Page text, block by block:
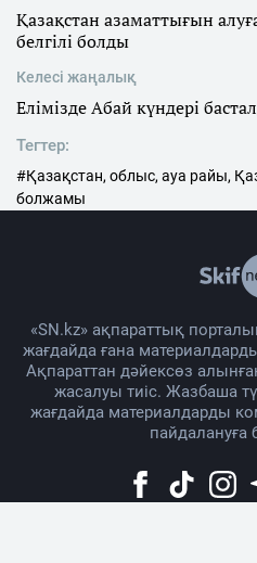
Қазақстан азаматтығын
белгілі болды
Келесі жаңалық
Елімізде Абай күндері
Тегтер:
#Қазақстан, облыс, ауа райы,
болжамы
«SN.kz» ақпараттық
жағдайда ғана
Ақпараттан дәйексөз
жасалуы тиіс. Жазбаша
жағдайда материалдарды